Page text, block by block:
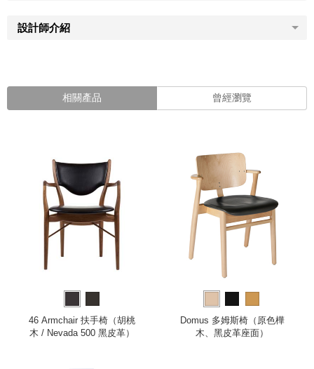
設計師介紹
相關產品 曾經瀏覽
46 Armchair 扶手椅（胡桃
木 / Nevada 500 黑皮革）
Domus 多姆斯椅（原色樺
木、黑皮革座面）